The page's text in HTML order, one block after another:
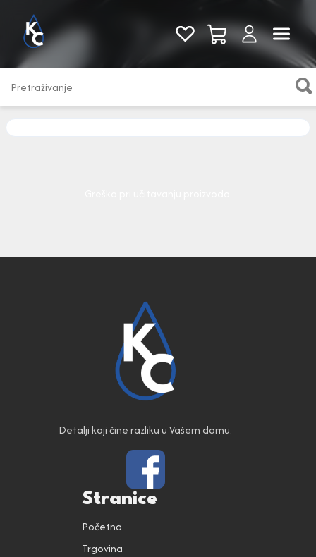
Pogledaj sve
Detalji koji čine razliku u Vašem domu.
Stranice
Početna
Trgovina